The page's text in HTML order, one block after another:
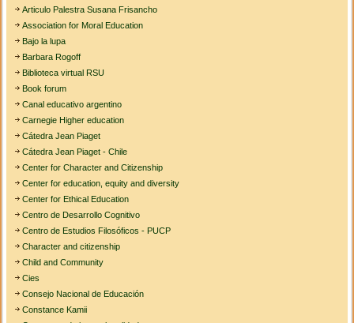
Articulo Palestra Susana Frisancho
Association for Moral Education
Bajo la lupa
Barbara Rogoff
Biblioteca virtual RSU
Book forum
Canal educativo argentino
Carnegie Higher education
Cátedra Jean Piaget
Cátedra Jean Piaget - Chile
Center for Character and Citizenship
Center for education, equity and diversity
Center for Ethical Education
Centro de Desarrollo Cognitivo
Centro de Estudios Filosóficos - PUCP
Character and citizenship
Child and Community
Cies
Consejo Nacional de Educación
Constance Kamii